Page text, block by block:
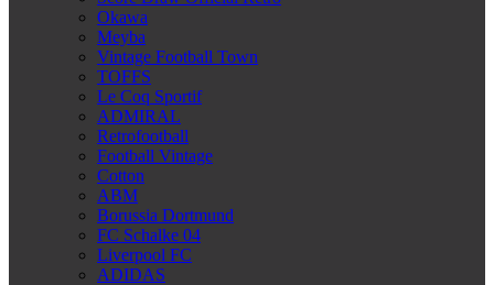
Okawa
Meyba
Vintage Football Town
TOFFS
Le Coq Sportif
ADMIRAL
Retrofootball
Football Vintage
Cotton
ABM
Borussia Dortmund
FC Schalke 04
Liverpool FC
ADIDAS